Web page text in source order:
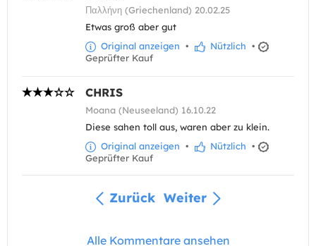
Παλλήνη (Griechenland) 20.02.25
Etwas groß aber gut
Original anzeigen • Nützlich •
Geprüfter Kauf
CHRIS
Moana (Neuseeland) 16.10.22
Diese sahen toll aus, waren aber zu klein.
Original anzeigen • Nützlich •
Geprüfter Kauf
Zurück Weiter
Alle Kommentare ansehen